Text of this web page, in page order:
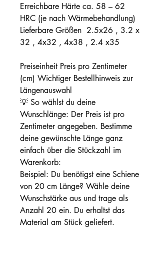
Erreichbare Härte ca. 58 – 62
HRC (je nach Wärmebehandlung)
Lieferbare Größen 2.5x26 , 3.2 x
32 , 4x32 , 4x38 , 2.4 x35
Preiseinheit Preis pro Zentimeter
(cm) Wichtiger Bestellhinweis zur
Längenauswahl
💡 So wählst du deine
Wunschlänge: Der Preis ist pro
Zentimeter angegeben. Bestimme
deine gewünschte Länge ganz
einfach über die Stückzahl im
Warenkorb:
Beispiel: Du benötigst eine Schiene
von 20 cm Länge? Wähle deine
Wunschstärke aus und trage als
Anzahl 20 ein. Du erhaltst das
Material am Stück geliefert.